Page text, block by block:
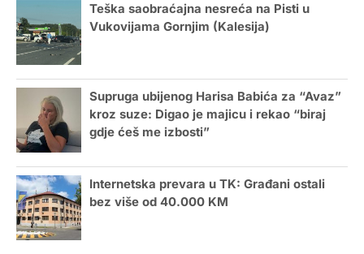
Teška saobraćajna nesreća na Pisti u
Vukovijama Gornjim (Kalesija)
Supruga ubijenog Harisa Babića za “Avaz”
kroz suze: Digao je majicu i rekao “biraj
gdje ćeš me izbosti”
Internetska prevara u TK: Građani ostali
bez više od 40.000 KM